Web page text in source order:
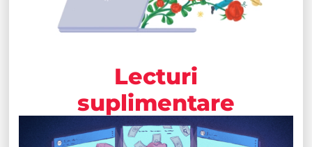
Lecturi
suplimentare